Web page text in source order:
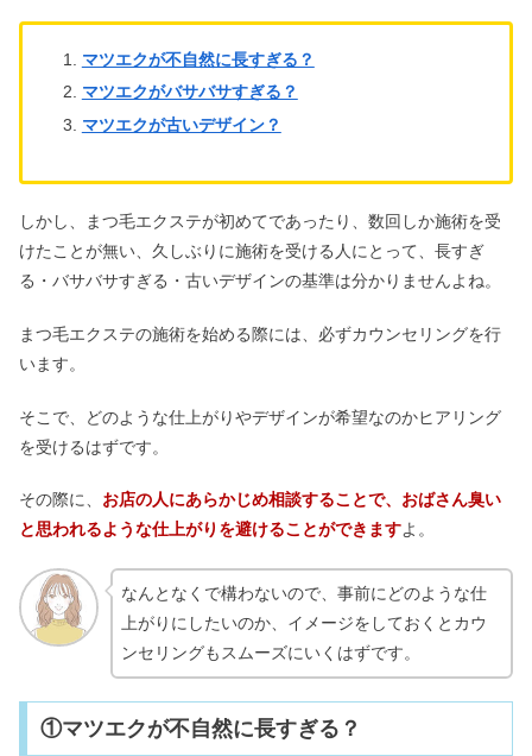
マツエクが不自然に長すぎる？
マツエクがバサバサすぎる？
マツエクが古いデザイン？
しかし、まつ毛エクステが初めてであったり、数回しか施術を受
けたことが無い、久しぶりに施術を受ける人にとって、長すぎ
る・バサバサすぎる・古いデザインの基準は分かりませんよね。
まつ毛エクステの施術を始める際には、必ずカウンセリングを行
います。
そこで、どのような仕上がりやデザインが希望なのかヒアリング
を受けるはずです。
その際に、 お店の人にあらかじめ相談することで、おばさん臭い
と思われるような仕上がりを避けることができますよ。
なんとなくで構わないので、事前にどのような仕
上がりにしたいのか、イメージをしておくとカウ
ンセリングもスムーズにいくはずです。
①マツエクが不自然に長すぎる？